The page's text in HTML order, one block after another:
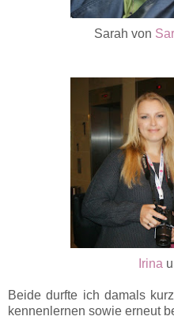
Sarah von
Irina
Beide durfte ich damals
kennenlernen sowie erneut